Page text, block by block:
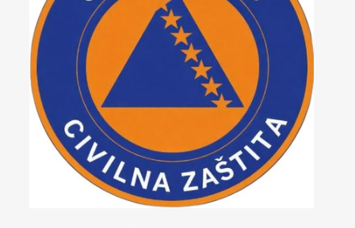
Strateški dokumenti
Statut općine Čelić
Službeni glasnici općine Čelić
Prostorni plan općine Čelić
Elaborat zaštite izvorišta
Integrirana Razvojna strategija Općine Čelić 2020 – 2025